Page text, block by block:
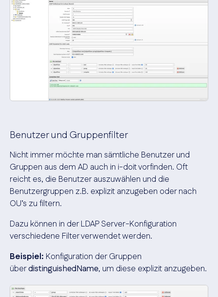
Benutzer und Gruppenfilter
Nicht immer möchte man sämtliche Benutzer und
Gruppen aus dem AD auch in i-doit vorfinden. Oft
reicht es, die Benutzer auszuwählen und die
Benutzergruppen z.B. explizit anzugeben oder nach
OU’s zu filtern.
Dazu können in der LDAP Server-Konfiguration
verschiedene Filter verwendet werden.
Beispiel: Konfiguration der Gruppen
überdistinguishedName, um diese explizit anzugeben.